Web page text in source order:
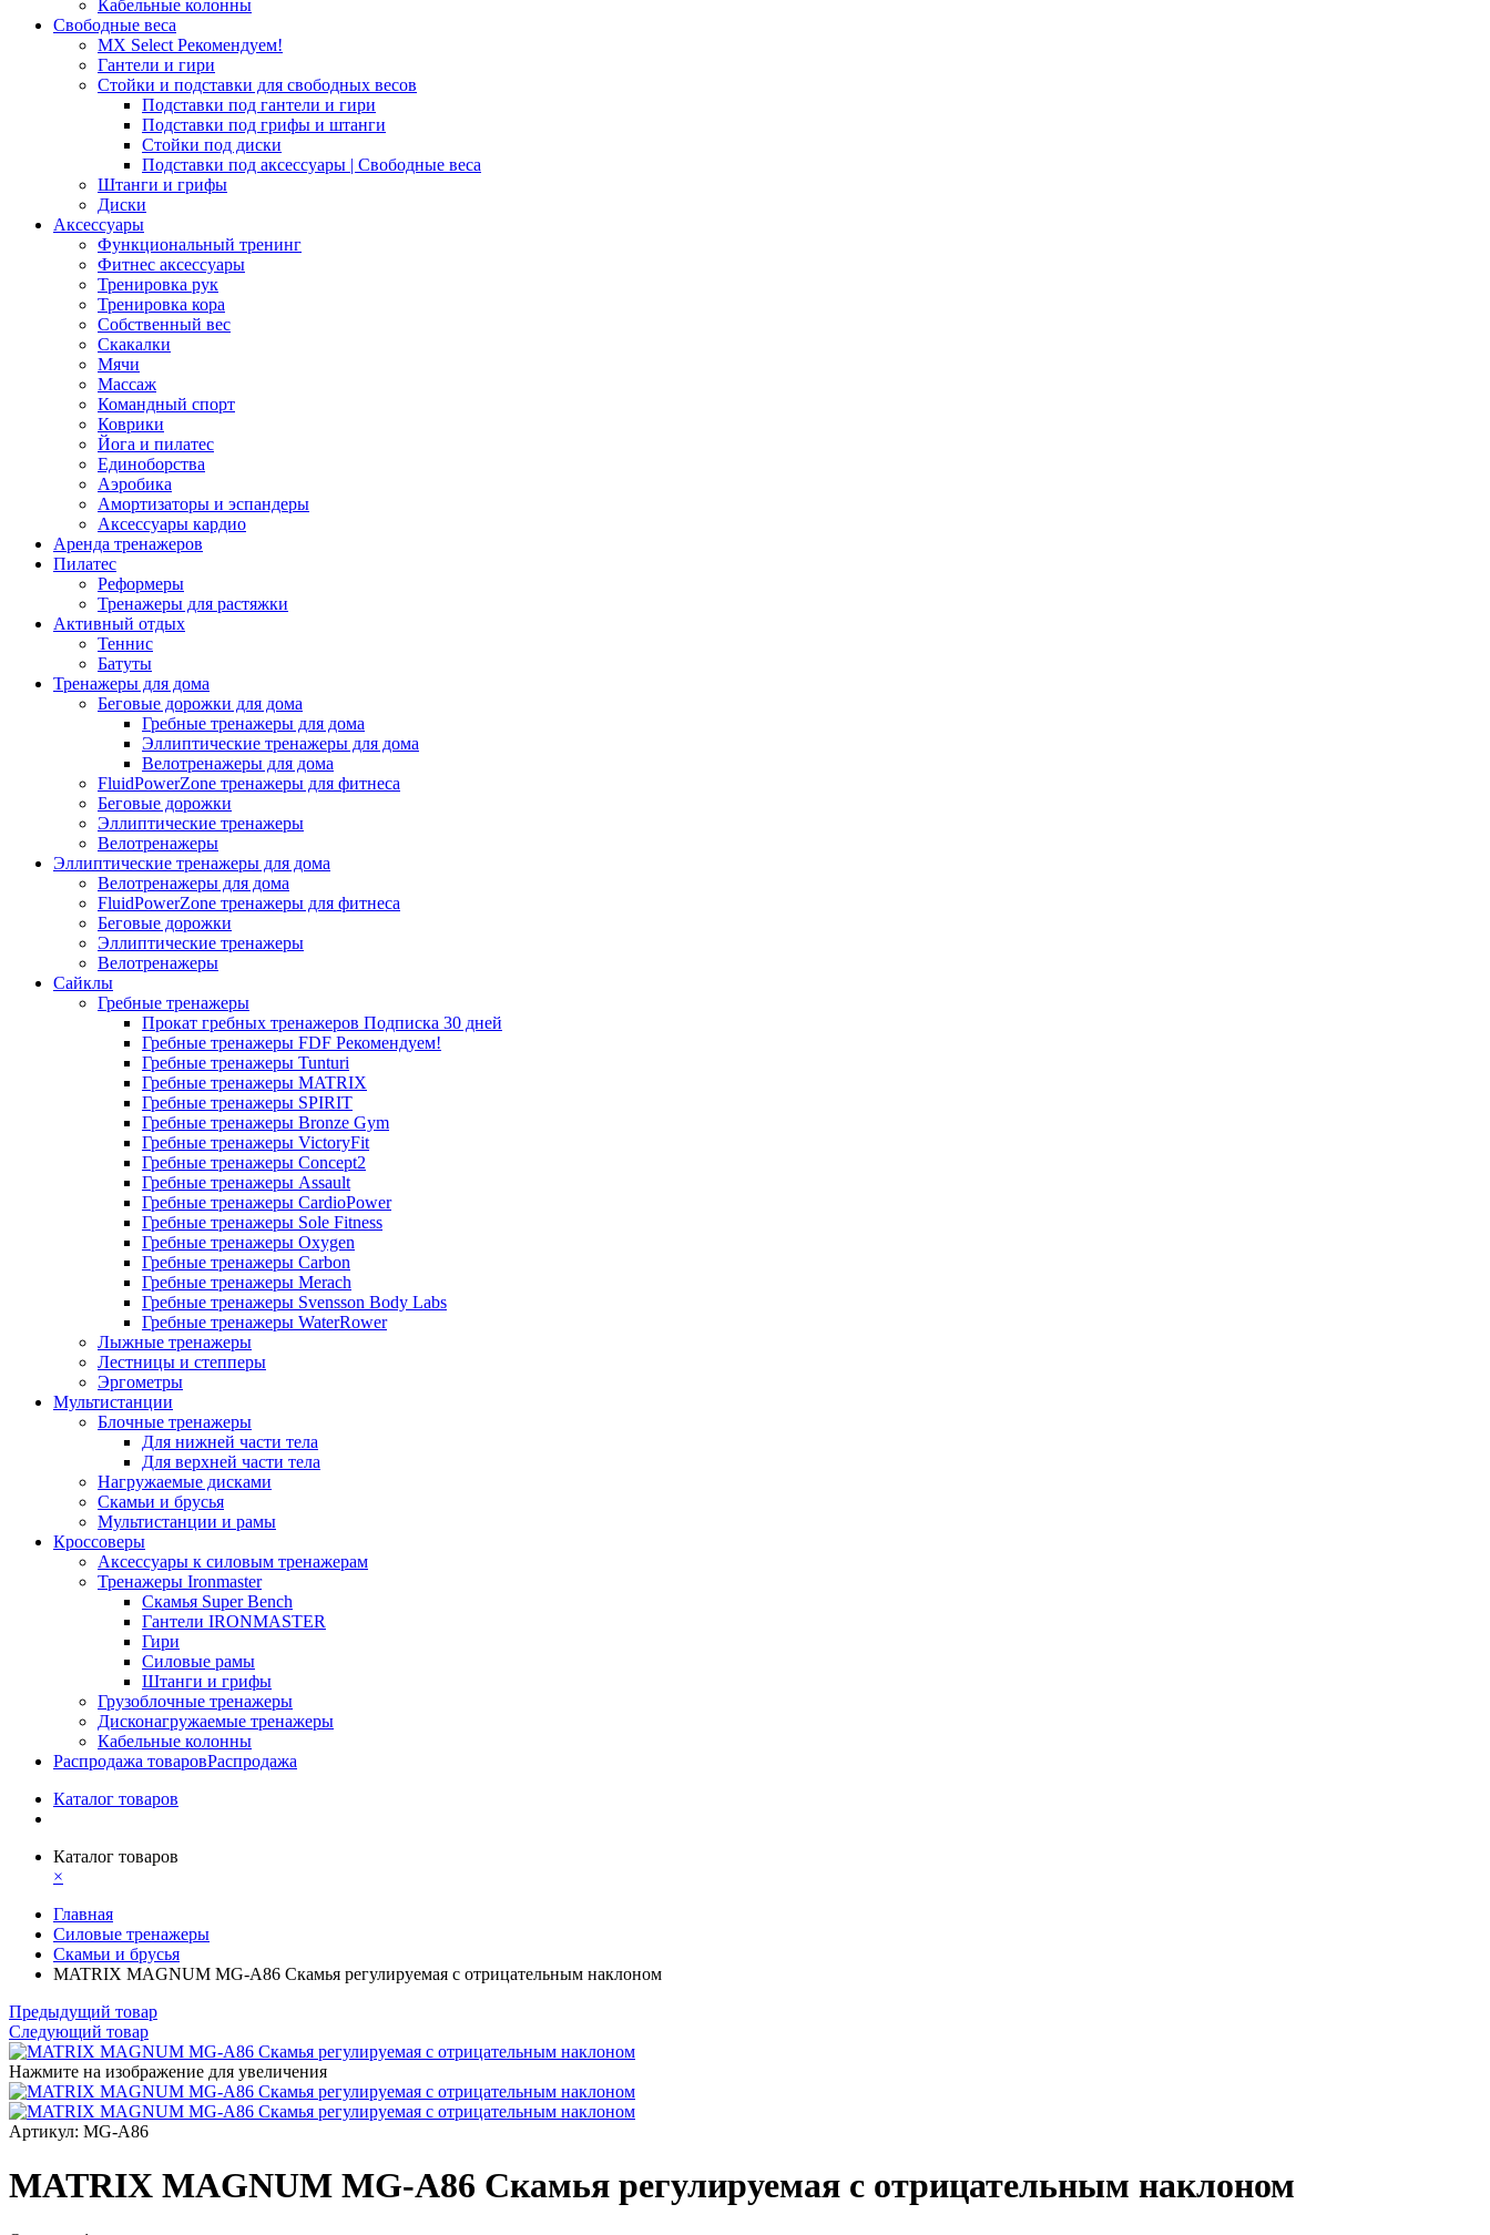
Кабельные колонны
Свободные веса
MX Select Рекомендуем!
Гантели и гири
Стойки и подставки для свободных весов
Подставки под гантели и гири
Подставки под грифы и штанги
Стойки под диски
Подставки под аксессуары | Свободные веса
Штанги и грифы
Диски
Аксессуары
Функциональный тренинг
Фитнес аксессуары
Тренировка рук
Тренировка кора
Собственный вес
Скакалки
Мячи
Массаж
Командный спорт
Коврики
Йога и пилатес
Единоборства
Аэробика
Амортизаторы и эспандеры
Аксессуары кардио
Аренда тренажеров
Пилатес
Реформеры
Тренажеры для растяжки
Активный отдых
Теннис
Батуты
Тренажеры для дома
Беговые дорожки для дома
Гребные тренажеры для дома
Эллиптические тренажеры для дома
Велотренажеры для дома
FluidPowerZone тренажеры для фитнеса
Беговые дорожки
Эллиптические тренажеры
Велотренажеры
Эллиптические тренажеры для дома
Велотренажеры для дома
FluidPowerZone тренажеры для фитнеса
Беговые дорожки
Эллиптические тренажеры
Велотренажеры
Сайклы
Гребные тренажеры
Прокат гребных тренажеров Подписка 30 дней
Гребные тренажеры FDF Рекомендуем!
Гребные тренажеры Tunturi
Гребные тренажеры MATRIX
Гребные тренажеры SPIRIT
Гребные тренажеры Bronze Gym
Гребные тренажеры VictoryFit
Гребные тренажеры Concept2
Гребные тренажеры Assault
Гребные тренажеры CardioPower
Гребные тренажеры Sole Fitness
Гребные тренажеры Oxygen
Гребные тренажеры Carbon
Гребные тренажеры Merach
Гребные тренажеры Svensson Body Labs
Гребные тренажеры WaterRower
Лыжные тренажеры
Лестницы и степперы
Эргометры
Мультистанции
Блочные тренажеры
Для нижней части тела
Для верхней части тела
Нагружаемые дисками
Скамьи и брусья
Мультистанции и рамы
Кроссоверы
Аксессуары к силовым тренажерам
Тренажеры Ironmaster
Скамья Super Bench
Гантели IRONMASTER
Гири
Силовые рамы
Штанги и грифы
Грузоблочные тренажеры
Дисконагружаемые тренажеры
Кабельные колонны
Распродажа товаровРаспродажа
Каталог товаров
Каталог товаров
×
Главная
Силовые тренажеры
Скамьи и брусья
MATRIX MAGNUM MG-A86 Скамья регулируемая с отрицательным наклоном
Предыдущий товар
Следующий товар
Нажмите на изображение для увеличения
Артикул: MG-A86
MATRIX MAGNUM MG-A86 Скамья регулируемая с отрицательным наклоном